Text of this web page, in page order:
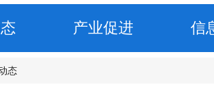
产业促进 信
态